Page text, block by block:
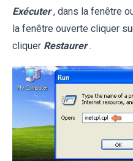
Exécuter , dans la fenêtre
la fenêtre ouverte cliquer
cliquer Restaurer .